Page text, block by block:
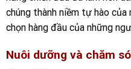
chúng thành niềm tự hào
chọn hàng đầu của những
Nuôi dưỡng và chăm